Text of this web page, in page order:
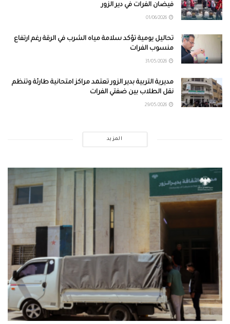
فيضان الفرات في دير الزور
تحاليل يومية تؤكد سلامة مياه الشرب في الرقة رغم ارتفاع
منسوب الفرات
مديرية التربية بدير الزور تعتمد مراكز امتحانية طارئة وتنظم
نقل الطلاب بين ضفتي الفرات
المزيد